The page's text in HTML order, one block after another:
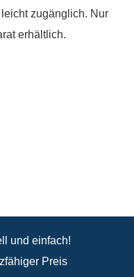
zugänglich. Nur
erhältlich.
und einfach!
Preis